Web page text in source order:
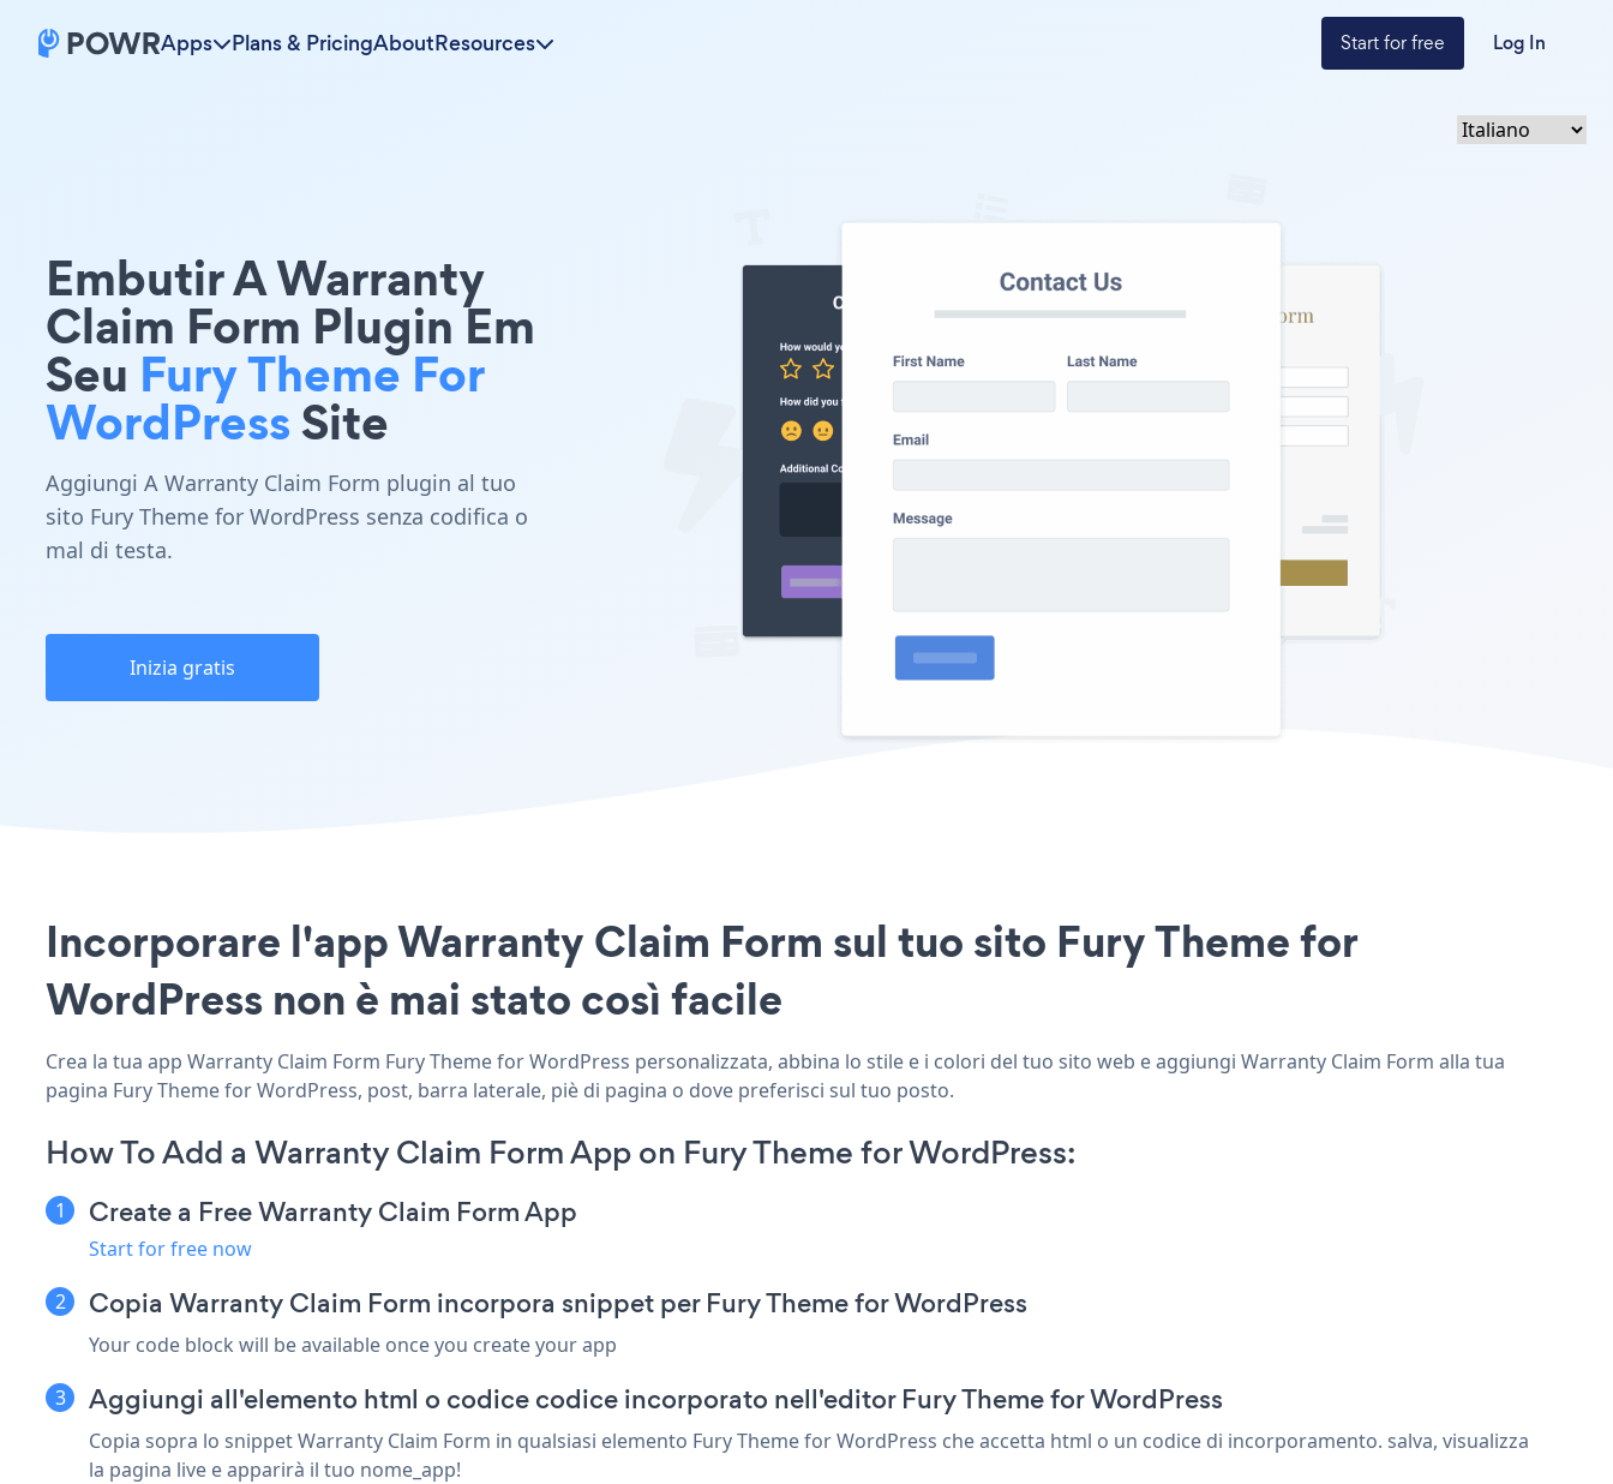
Apps Plans & PricingAboutResources Start for free Log In
Embutir A Warranty
Claim Form Plugin Em
Seu Fury Theme For
WordPressSite
Aggiungi A Warranty Claim Form plugin al tuo
sito Fury Theme for WordPress senza codifica o
mal di testa.
Inizia gratis
Incorporare l'app Warranty Claim Form sul tuo sito Fury Theme for
WordPress non è mai stato così facile
Crea la tua app Warranty Claim Form Fury Theme for WordPress personalizzata, abbina lo stile e i colori del tuo sito web e aggiungi Warranty Claim Form alla tua
pagina Fury Theme for WordPress, post, barra laterale, piè di pagina o dove preferisci sul tuo posto.
How To Add a Warranty Claim Form App on Fury Theme for WordPress:
Create a Free Warranty Claim Form App
Start for free now
Copia Warranty Claim Form incorpora snippet per Fury Theme for WordPress
Your code block will be available once you create your app
Aggiungi all'elemento html o codice codice incorporato nell'editor Fury Theme for WordPress
Copia sopra lo snippet Warranty Claim Form in qualsiasi elemento Fury Theme for WordPress che accetta html o un codice di incorporamento. salva, visualizza
la pagina live e apparirà il tuo nome_app!